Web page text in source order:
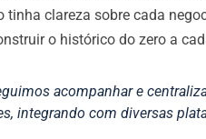
tinha clareza sobre cada
o histórico do zero a
acompanhar e
integrando com diversas